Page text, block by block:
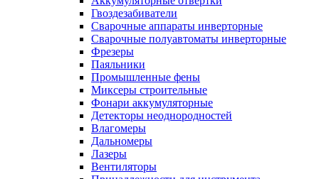
Гвоздезабиватели
Сварочные аппараты инверторные
Сварочные полуавтоматы инверторные
Фрезеры
Паяльники
Промышленные фены
Миксеры строительные
Фонари аккумуляторные
Детекторы неоднородностей
Влагомеры
Дальномеры
Лазеры
Вентиляторы